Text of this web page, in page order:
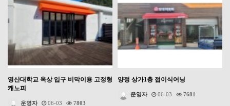
영산대학교 옥상 입구 비막이용 고정형
캐노피
운영자 06-03 7803
양정 상가1층 접이식어닝
운영자 06-03 7681